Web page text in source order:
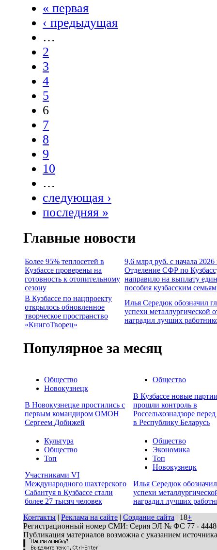
« первая
‹ предыдущая
…
2
3
4
5
6
7
8
9
10
…
следующая ›
последняя »
Главные новости
Более 95% теплосетей в
Кузбассе проверены на
готовность к отопительному
сезону
9,6 млрд руб. с начала 2026
Отделение СФР по
направило на выплату
пособия кузбасским семьям
В Кузбассе по нацпроекту
открылось обновленное
творческое пространство
«КнигоТворец»
Илья Середюк обозначил
успехи металлургической
наградил лучших
Популярное за месяц
Общество
Новокузнецк
В Новокузнецке простились с
первым командиром ОМОН
Сергеем Добижей
Общество
В Кузбассе новые
прошли контроль в
Россельхознадзоре
в Республику Беларусь
Культура
Общество
Топ
Участниками VI
Международного шахтерского
Сабантуя в Кузбассе стали
более 27 тысяч человек
Общество
Экономика
Топ
Новокузнецк
Илья Середюк
успехи
наградил лучших
Контакты | Реклама на сайте | Создание сайта | 18+
Регистрационный номер СМИ: Серия ЭЛ № ФС 77 - 44486
Публикация материалов возможна с указанием